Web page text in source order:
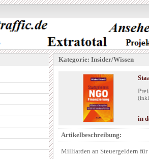
Kategorie: Insider/Wissen
in
Artikelbeschreibung:
Milliarden an Steuergeldern